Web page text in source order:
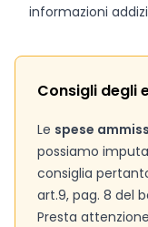
informazioni
Consigli degli
Le spese
possiamo
consiglia
art.9, pag. 8 del
Presta